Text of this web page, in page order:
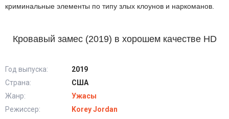
криминальные элементы по типу злых клоунов и наркоманов.
Кровавый замес (2019) в хорошем качестве HD
Год выпуска:
2019
Страна:
США
Жанр:
Ужасы
Режиссер:
Korey Jordan